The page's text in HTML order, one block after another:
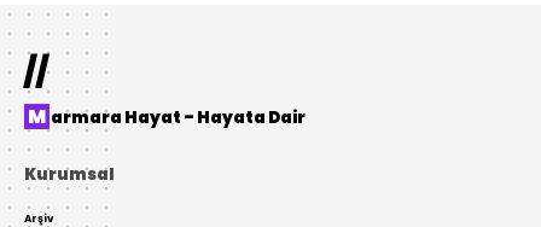
//
Marmara Hayat – Hayata Dair
Kurumsal
Arşiv